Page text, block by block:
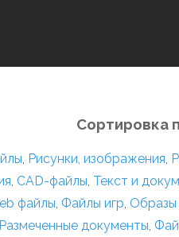
Сортировка
, Рисунки, изображения,
, CAD-файлы, Текст и
файлы, Файлы игр, Образы
Размеченные документы,